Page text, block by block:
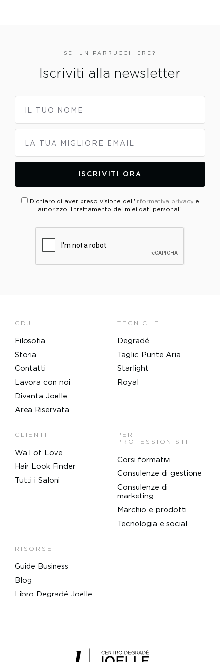
SEI UN PARRUCCHIERE?
Iscriviti alla newsletter
IL TUO NOME
LA TUA MIGLIORE EMAIL
ISCRIVITI ORA
Dichiaro di aver preso visione dell'informativa privacye
autorizzo il trattamento dei miei dati personali.
PLEASE VERIFY YOUR REQUEST*
CDJ
Filosofia
Storia
Contatti
Lavora con noi
Diventa Joelle
Area Riservata
TECNICHE
Degradé
Taglio Punte Aria
Starlight
Royal
CLIENTI
Wall of Love
Hair Look Finder
Tutti i Saloni
PER
PROFESSIONISTI
Corsi formativi
Consulenze di gestione
Consulenze di
marketing
Marchio e prodotti
Tecnologia e social
RISORSE
Guide Business
Blog
Libro Degradé Joelle
Centro Degradé Joelle